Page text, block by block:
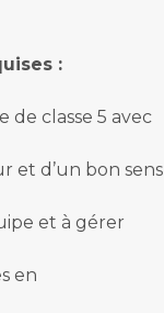
:
de classe 5 avec
et d’un bon sens
et à gérer
en